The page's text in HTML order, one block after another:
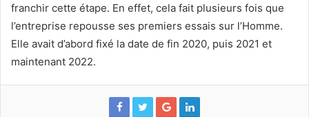
franchir cette étape. En effet, cela fait plusieurs fois que
l’entreprise repousse ses premiers essais sur l’Homme.
Elle avait d’abord fixé la date de fin 2020, puis 2021 et
maintenant 2022.